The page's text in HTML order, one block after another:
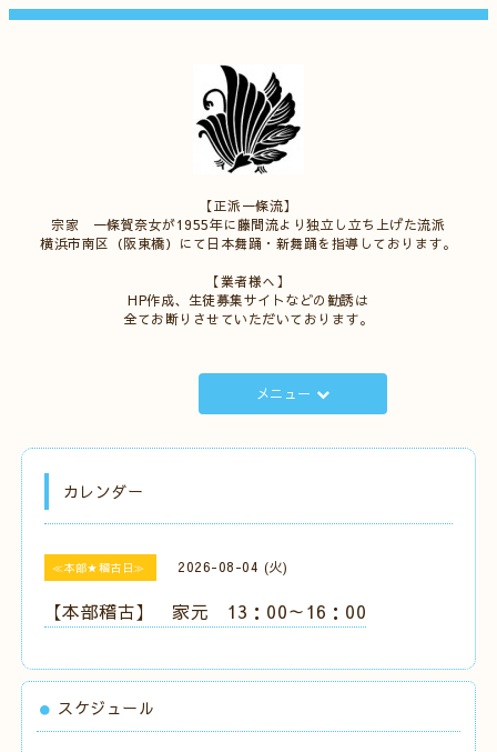
【正派一條流】
宗家 一條賀奈女が1955年に藤間流より独立し立ち上げた流派
横浜市南区（阪東橋）にて日本舞踊・新舞踊を指導しております。
【業者様へ】
HP作成、生徒募集サイトなどの勧誘は
全てお断りさせていただいております。
メニュー
カレンダー
≪本部★稽古日≫ 2026-08-04 (火)
【本部稽古】 家元 13：00～16：00
スケジュール